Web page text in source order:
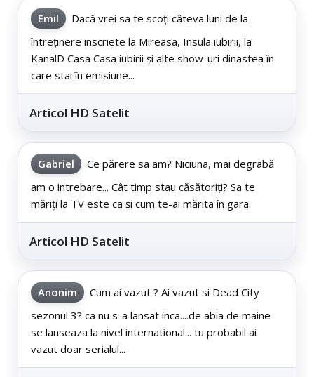
Emil
Dacă vrei sa te scoți câteva luni de la
întreținere inscriete la Mireasa, Insula iubirii, la
KanalD Casa Casa iubirii și alte show-uri dinastea în
care stai în emisiune...
Articol HD Satelit
Gabriel
Ce părere sa am? Niciuna, mai degrabă
am o intrebare... Cât timp stau căsătoriți? Sa te
măriți la TV este ca și cum te-ai mărita în gara.
Articol HD Satelit
Anonim
Cum ai vazut ? Ai vazut si Dead City
sezonul 3? ca nu s-a lansat inca....de abia de maine
se lanseaza la nivel international... tu probabil ai
vazut doar serialul...